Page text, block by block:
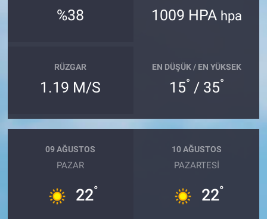
%38 1009 HPA hpa
RÜZGAR
1.19 M/S
EN DÜŞÜK / EN YÜKSEK
15° / 35°
09 AĞUSTOS
PAZAR
22°
10 AĞUSTOS
PAZARTESI
22°